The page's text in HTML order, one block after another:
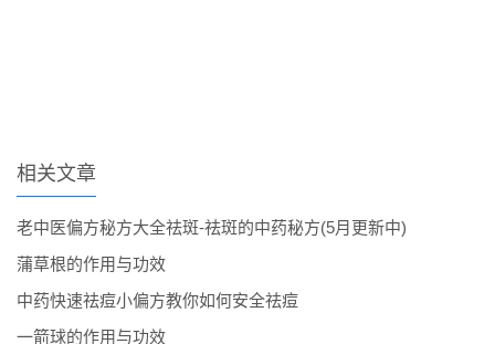
相关文章
老中医偏方秘方大全祛斑-祛斑的中药秘方(5月更新中)
蒲草根的作用与功效
中药快速祛痘小偏方教你如何安全祛痘
一箭球的作用与功效